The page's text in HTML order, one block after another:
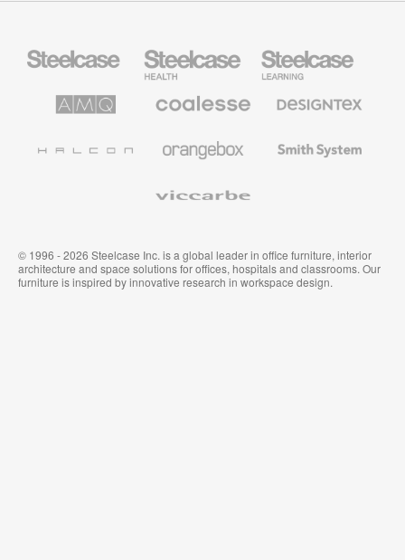
Steelcase
para
sanidad
Steelcase
para
educación
Steelcase
Solutions
premium
System
© 1996 - 2026 Steelcase Inc. is a global leader in office furniture, interior
architecture and space solutions for offices, hospitals and classrooms. Our
furniture is inspired by innovative research in workspace design.